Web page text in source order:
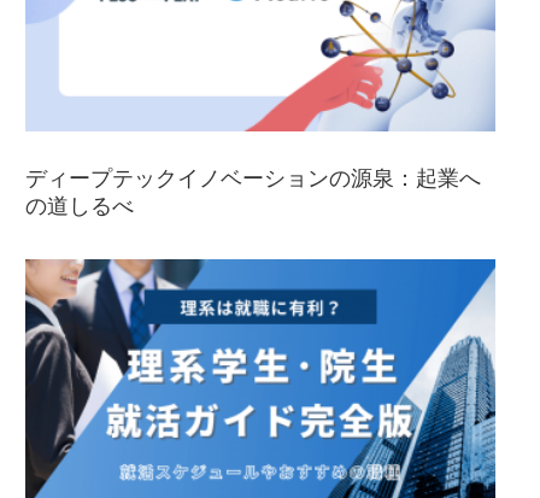
ディープテックイノベーションの源泉：起業へ
の道しるべ